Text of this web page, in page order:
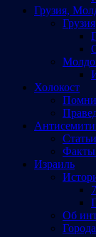
Грузия,
Грузия
Холокост
Факты
Израиль
Об